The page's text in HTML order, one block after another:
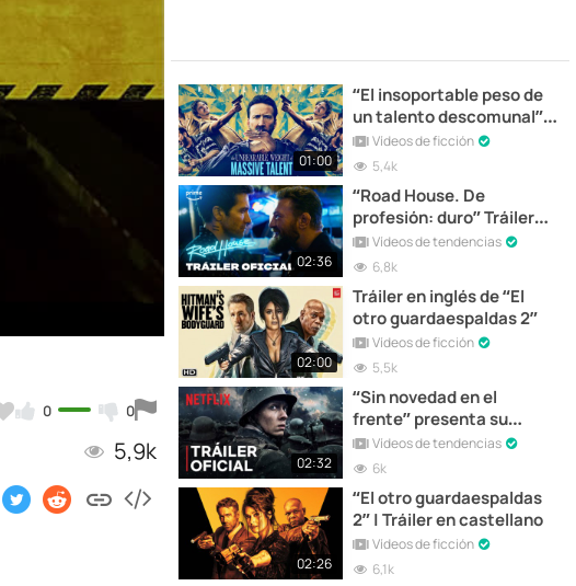
0 0
5,9k
01:00
“El insoportable peso de
un talento descomunal” |
Tráiler en español
Vídeos de ficción
5,4k
02:36
“Road House. De
profesión: duro” Tráiler
oficial en español
Vídeos de tendencias
6,8k
02:00
Tráiler en inglés de “El
otro guardaespaldas 2”
Vídeos de ficción
5,5k
02:32
“Sin novedad en el
frente” presenta su
tráiler
Vídeos de tendencias
6k
02:26
“El otro guardaespaldas
2” | Tráiler en castellano
Vídeos de ficción
6,1k